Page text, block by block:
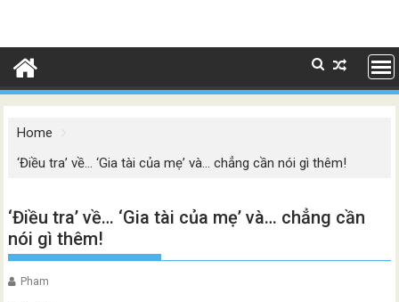
Home
‘Điều tra’ về… ‘Gia tài của mẹ’ và… chẳng cần nói gì thêm!
‘Điều tra’ về… ‘Gia tài của mẹ’ và… chẳng cần
nói gì thêm!
Pham